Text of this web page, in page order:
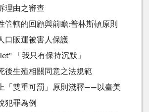
理由之審查
管轄的回顧與前瞻:普林斯頓原則
口販運被害人保護
「我只有保持沉默」
後生殖相關同意之法規範
「雙重可罰」原則淺釋——以臺美
犯罪為例